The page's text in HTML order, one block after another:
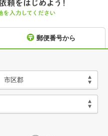
郵便番号から